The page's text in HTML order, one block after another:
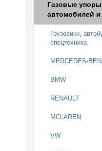
Газовые
автомобилей и
Грузовики,
спецтехника
MERCEDES-
BMW
RENAULT
MCLAREN
VW